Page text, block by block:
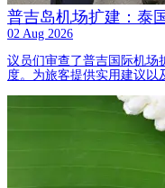
普吉岛机场扩建：泰
02 Aug 2026
议员们审查了普吉国际机场
度。为旅客提供实用建议以